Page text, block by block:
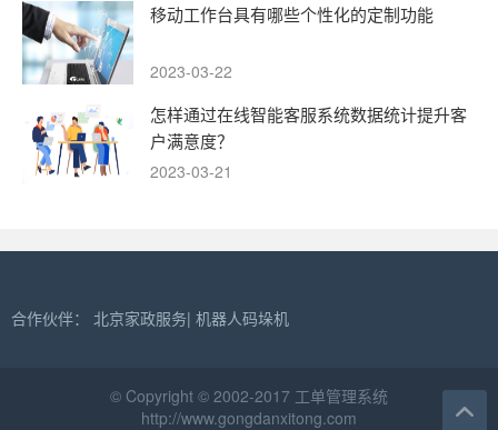
移动工作台具有哪些个性化的定制功能
2023-03-22
怎样通过在线智能客服系统数据统计提升客
户满意度？
2023-03-21
合作伙伴： 北京家政服务| 机器人码垛机
© Copyright © 2002-2017 工单管理系统
http://www.gongdanxitong.com